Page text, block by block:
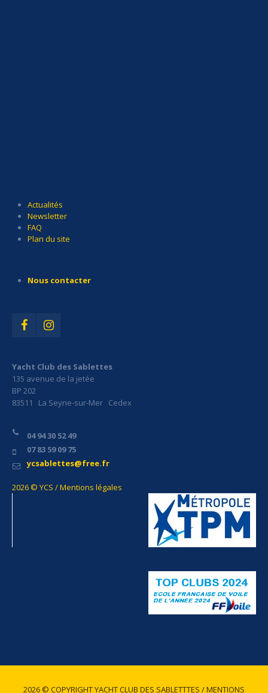
Actualités
Newsletter
FAQ
Plan du site
Nous contacter
Yacht Club des Sablettes
135 avenue de la jetée
BP 202
83511 La Seyne-sur-Mer Cedex
04 94 30 52 49
07 83 59 09 75
ycsablettes@free.fr
2026 © YCS / Mentions légales
2026 © COPYRIGHT YACHT CLUB DES SABLETTTES / MENTIONS